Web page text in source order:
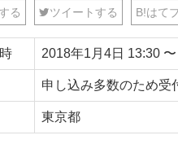
る ツイートする B!はて
2018年1月4日 13:30 〜
申し込み多数のため受
東京都